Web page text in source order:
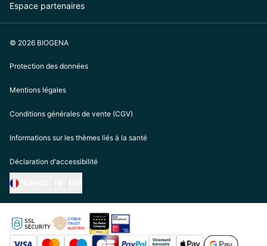
Espace partenaires
© 2026 BIOGENA
Protection des données
Mentions légales
Conditions générales de vente (CGV)
Informations sur les thèmes liés à la santé
Déclaration d'accessibilité
https://biogena.com/de-at
https://biogena.com/de-de
https://biogena.com/de-ch
https://biogena.com/it-it